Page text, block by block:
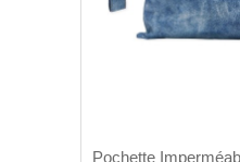
Pochette